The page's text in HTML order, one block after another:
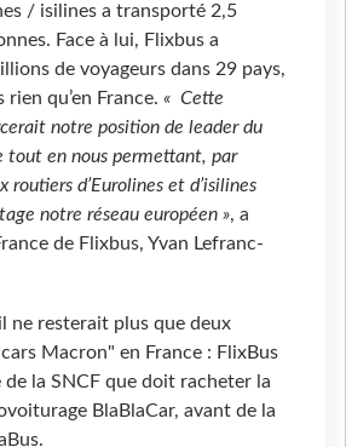
/ isilines a transporté 2,5
Face à lui, Flixbus a
de voyageurs dans 29 pays,
qu’en France. « Cette
notre position de leader du
tout en nous permettant, par
routiers d’Eurolines et d’isilines
notre réseau européen », a
de Flixbus, Yvan Lefranc-
ne resterait plus que deux
Macron" en France : FlixBus
la SNCF que doit racheter la
BlaBlaCar, avant de la